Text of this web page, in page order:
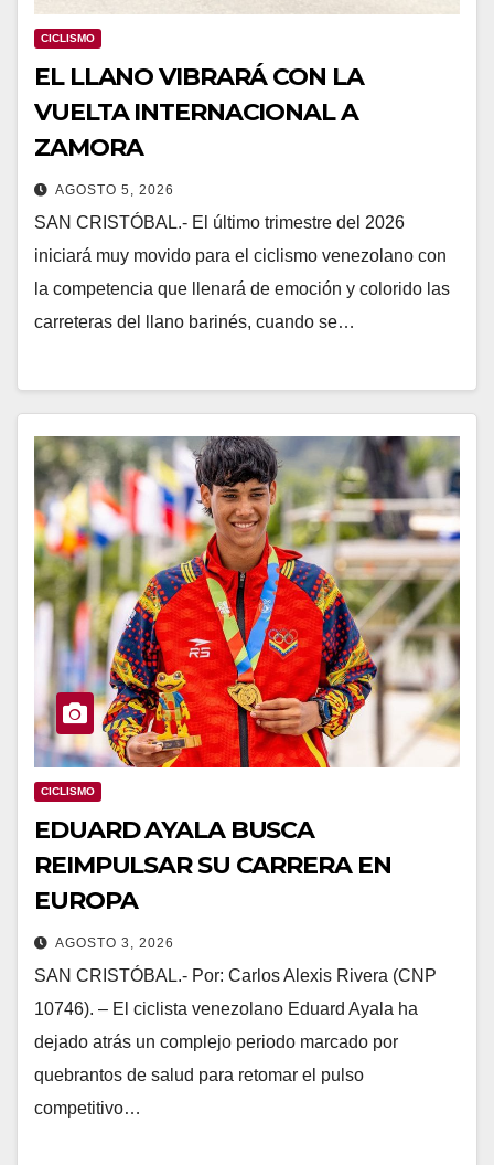
CICLISMO
EL LLANO VIBRARÁ CON LA
VUELTA INTERNACIONAL A
ZAMORA
AGOSTO 5, 2026
SAN CRISTÓBAL.- El último trimestre del 2026
iniciará muy movido para el ciclismo venezolano con
la competencia que llenará de emoción y colorido las
carreteras del llano barinés, cuando se…
CICLISMO
EDUARD AYALA BUSCA
REIMPULSAR SU CARRERA EN
EUROPA
AGOSTO 3, 2026
SAN CRISTÓBAL.- Por: Carlos Alexis Rivera (CNP
10746). – El ciclista venezolano Eduard Ayala ha
dejado atrás un complejo periodo marcado por
quebrantos de salud para retomar el pulso
competitivo…